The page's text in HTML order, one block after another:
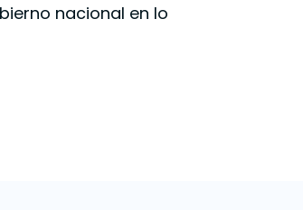
nacional en lo